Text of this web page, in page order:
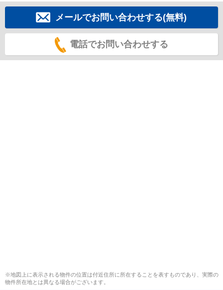
メールでお問い合わせする(無料)
電話でお問い合わせする
※地図上に表示される物件の位置は付近住所に所在することを表すものであり、実際の
物件所在地とは異なる場合がございます。